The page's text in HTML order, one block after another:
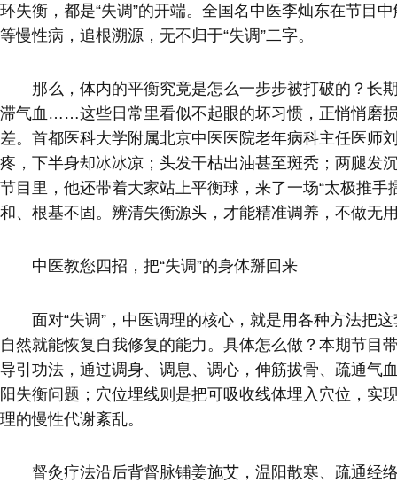
环失衡，都是“失调”的开端。全国名中医李灿东在节目
等慢性病，追根溯源，无不归于“失调”二字。
那么，体内的平衡究竟是怎么一步步被打破的？长
滞气血……这些日常里看似不起眼的坏习惯，正悄悄磨
差。首都医科大学附属北京中医医院老年病科主任医师
疼，下半身却冰冰凉；头发干枯出油甚至斑秃；两腿
节目里，他还带着大家站上平衡球，来了一场“太极推
和、根基不固。辨清失衡源头，才能精准调养，不做无
中医教您四招，把“失调”的身体掰回来
面对“失调”，中医调理的核心，就是用各种方法把
自然就能恢复自我修复的能力。具体怎么做？本期节目
导引功法，通过调身、调息、调心，伸筋拔骨、疏通气
阳失衡问题；穴位埋线则是把可吸收线体埋入穴位，实
理的慢性代谢紊乱。
督灸疗法沿后背督脉铺姜施艾，温阳散寒、疏通经